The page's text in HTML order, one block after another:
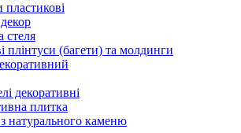
пластикові
стеля
плінтуси (багети) та молдинги
декоративні
плитка
натурального каменю